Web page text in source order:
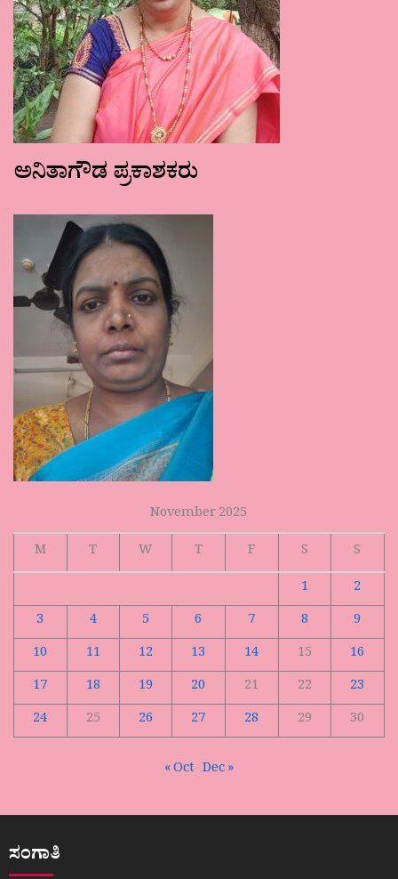
ಅನಿತಾಗೌಡ ಪ್ರಕಾಶಕರು
November 2025
M
T W T F S
S
1
2
3
4 5 6 7 8
9
10
11 12 13 14 15
16
17
18 19 20 21 22
23
24
25 26 27 28 29 30
« Oct Dec »
ಸಂಗಾತಿ